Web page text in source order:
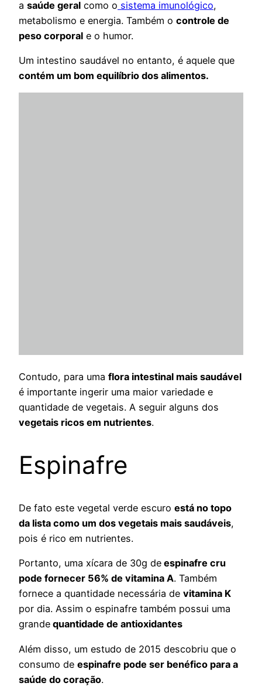
a saúde geral como o sistema imunológico,
metabolismo e energia. Também o controle de
peso corporal e o humor.
Um intestino saudável no entanto, é aquele que
contém um bom equilíbrio dos alimentos.
Contudo, para uma flora intestinal mais saudável
é importante ingerir uma maior variedade e
quantidade de vegetais. A seguir alguns dos
vegetais ricos em nutrientes.
Espinafre
De fato este vegetal verde escuro está no topo
da lista como um dos vegetais mais saudáveis,
pois é rico em nutrientes.
Portanto, uma xícara de 30g de espinafre cru
pode fornecer 56% de vitamina A. Também
fornece a quantidade necessária de vitamina K
por dia. Assim o espinafre também possui uma
grande quantidade de antioxidantes
Além disso, um estudo de 2015 descobriu que o
consumo de espinafre pode ser benéfico para a
saúde do coração.